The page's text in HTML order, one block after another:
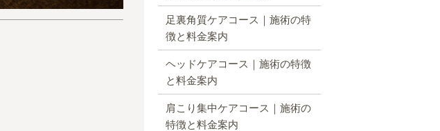
足裏角質ケアコース｜施術の特
徴と料金案内
ヘッドケアコース｜施術の特徴
と料金案内
肩こり集中ケアコース｜施術の
特徴と料金案内